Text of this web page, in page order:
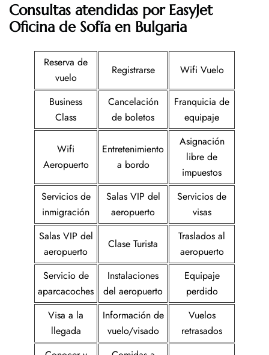
Consultas atendidas por EasyJet
Oficina de Sofía en Bulgaria
Reserva de
vuelo
Registrarse Wifi Vuelo
Business
Class
Cancelación
de boletos
Franquicia de
equipaje
Wifi
Aeropuerto
Entretenimiento
a bordo
Asignación
libre de
impuestos
Servicios de
inmigración
Salas VIP del
aeropuerto
Servicios de
visas
Salas VIP del
aeropuerto
Clase Turista
Traslados al
aeropuerto
Servicio de
aparcacoches
Instalaciones
del aeropuerto
Equipaje
perdido
Visa a la
llegada
Información de
vuelo/visado
Vuelos
retrasados